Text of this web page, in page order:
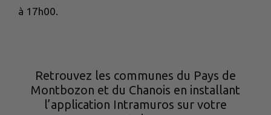
à 17h00.
Retrouvez les communes du Pays de
Montbozon et du Chanois en installant
l’application Intramuros sur votre